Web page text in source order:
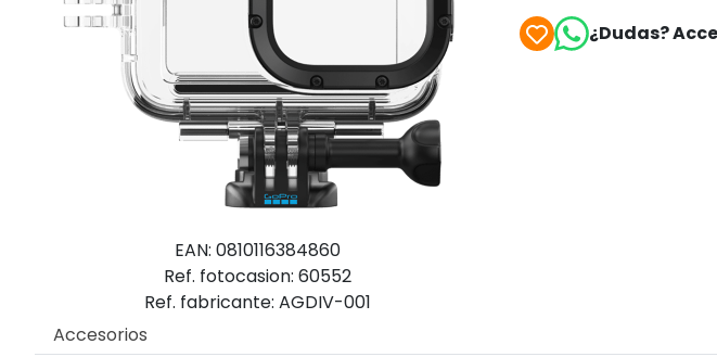
EAN: 0810116384860
Ref. fotocasion: 60552
Ref. fabricante: AGDIV-001
¿Dudas?
Accesorios